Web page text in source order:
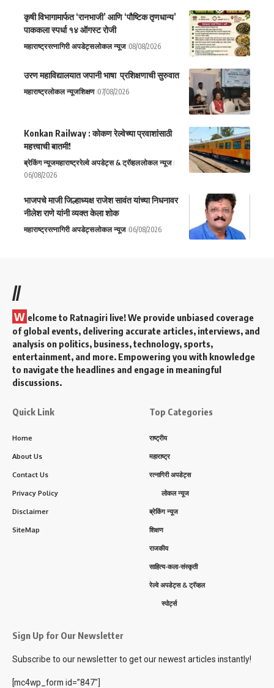
कृषी विभागामार्फत ‘रानभाजी’ आणि ‘पौष्टिक तृणधान्य’
पाककला स्पर्धा १४ ऑगस्ट रोजी
महाराष्ट्ररत्नागिरी अपडेट्सलोकल न्यूज 08/08/2026
उरण महाविद्यालयात जपानी भाषा प्रशिक्षणाची सुरुवात
महाराष्ट्रलोकल न्यूजशिक्षण 07/08/2026
Konkan Railway : कोकण रेल्वेच्या प्रवाशांसाठी
महत्त्वाची बातमी!
ब्रेकिंग न्यूजमहाराष्ट्ररेल्वे अपडेट्स & ट्रॅव्हललोकल न्यूज
06/08/2026
भाजपचे माजी जिल्हाध्यक्ष राजेश सावंत यांच्या निधनावर
नीलेश राणे यांनी व्यक्त केला शोक
महाराष्ट्ररत्नागिरी अपडेट्सलोकल न्यूज 06/08/2026
//
W elcome to Ratnagiri live! We provide unbiased coverage
of global events, delivering accurate articles, interviews, and
analysis on politics, business, technology, sports,
entertainment, and more. Empowering you with knowledge
to navigate the headlines and engage in meaningful
discussions.
Quick Link
Home
About Us
Contact Us
Privacy Policy
Disclaimer
SiteMap
Top Categories
राष्ट्रीय
महाराष्ट्र
रत्नागिरी अपडेट्स
लोकल न्यूज
ब्रेकिंग न्यूज
शिक्षण
राजकीय
साहित्य-कला-संस्कृती
रेल्वे अपडेट्स & ट्रॅव्हल
स्पोर्ट्स
Sign Up for Our Newsletter
Subscribe to our newsletter to get our newest articles instantly!
[mc4wp_form id=”847″]